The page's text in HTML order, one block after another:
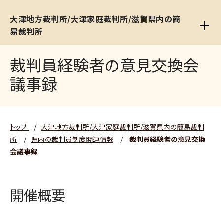
索
大津地方裁判所/大津家庭裁判所/滋賀県内の簡
易裁判所
裁判員経験者の意見交換会
議事録
トップ / 大津地方裁判所/大津家庭裁判所/滋賀県内の簡易裁判
所
/ 県内の裁判員制度関連情報 /
裁判員経験者の意見交換
会議事録
開催概要